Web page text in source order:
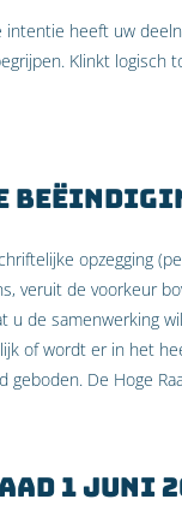
heeft uw
Klinkt
opzegging
veruit de voorkeur
u de samenwerking
of wordt er in het
geboden. De Hoge
1 juni